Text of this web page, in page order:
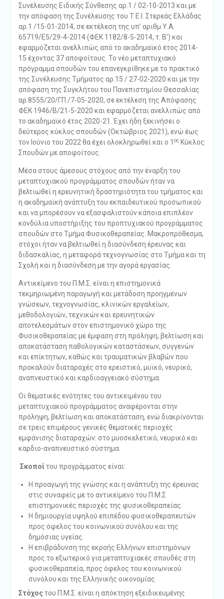
Συνέλευσης Ειδικής Σύνθεσης αρ.1 / 02-10-2013 και με
την απόφαση της Συνέλευσης του Τ.Ε.Ι. Στερεάς Ελλάδας
αρ.1 /15-01-2014, σε εκτέλεση της υπ’ αριθμ Υ.Α.
65719/E5/29-4-2014 (ΦΕΚ 1182/8-5-2014, τ. Β’) και
εφαρμόζεται ανελλιπώς από το ακαδημαϊκό έτος 2014-
15 έχοντας 37 αποφοίτους. Το νέο μεταπτυχιακό
πρόγραμμα σπουδών του επανεγκρίθηκε με το πρακτικό
της Συνέλευσης Τμήματος αρ.15 / 27-02-2020 και με την
απόφαση της Συγκλήτου του Πανεπιστημίου Θεσσαλίας
αρ.8555/20/ΓΠ /7-05-2020, σε εκτέλεση της Απόφασης
ΦΕΚ 1946/Β/21-5-2020 και εφαρμόζεται ανελλιπώς από
το ακαδημαϊκό έτος 2020-21. Έχει ήδη ξεκινήσει ο
δεύτερος κύκλος σπουδών (Οκτώβριος 2021), ενώ έως
τον Ιούνιο του 2022 θα έχει ολοκληρωθεί και ο 1 οςΚύκλος
Σπουδών με αποφοίτους.
Μέσα στους άμεσους στόχους από την έναρξη του
μεταπτυχιακού προγράμματος σπουδών ήταν να
βελτιωθεί η ερευνητική δραστηριότητα του τμήματος και
η ακαδημαϊκή ανάπτυξη του εκπαιδευτικού προσωπικού
και να μπορέσουν να εξασφαλιστούν κάποια επιπλέον
κονδύλια υποστήριξης του προπτυχιακού προγράμματος
σπουδών στο Τμήμα Φυσικοθεραπείας. Μακροπρόθεσμα,
στόχοι ήταν να βελτιωθεί η διασύνδεση έρευνας και
διδασκαλίας, η μεταφορά τεχνογνωσίας στο Τμήμα και τη
Σχολή και η διασύνδεση με την αγορά εργασίας.
Αντικείμενο του Π.Μ.Σ. είναι η επιστημονικά
τεκμηριωμένη παραγωγή και μετάδοση προηγμένων
γνώσεων, τεχνογνωσίας, κλινικών εργαλείων,
μεθοδολογιών, τεχνικών και ερευνητικών
αποτελεσμάτων στον επιστημονικό χώρο της
Φυσικοθεραπείας με έμφαση στη πρόληψη, βελτίωση και
αποκατάσταση παθολογικών καταστάσεων, συγγενών
και επίκτητων, καθώς και τραυματικών βλαβών που
προκαλούν διαταραχές στο ερειστικό, μυϊκό, νευρικό,
αναπνευστικό και καρδιοαγγειακό σύστημα.
Οι θεματικές ενότητες του αντικειμένου του
μεταπτυχιακού προγράμματος αναφέρονται στην
πρόληψη, βελτίωση και αποκατάσταση, ενώ διακρίνονται
σε τρεις επιμέρους γενικές θεματικές περιοχές
εμφάνισης διαταραχών: στο μυοσκελετικό, νευρικό και
καρδιο-αναπνευστικό σύστημα.
Σκοποίτου προγράμματος είναι:
Η προαγωγή της γνώσης και η ανάπτυξη της έρευνας
στις συναφείς με το αντικείμενο του Π.Μ.Σ.
επιστημονικές περιοχές της φυσικοθεραπείας.
Η δημιουργία υψηλού επιπέδου φυσικοθεραπευτών
προς όφελος του κοινωνικού συνόλου και της
δημόσιας υγείας.
Η επιβράδυνση της εκροής Ελλήνων επιστημόνων
προς το εξωτερικό για μεταπτυχιακές σπουδές στη
φυσικοθεραπεία, προς όφελος του κοινωνικού
συνόλου και της Ελληνικής οικονομίας.
Στόχοςτου Π.Μ.Σ. είναι η απόκτηση εξειδικευμένης